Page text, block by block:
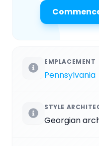
EMPLACEMENT
Pennsylvania
STYLE
Georgian